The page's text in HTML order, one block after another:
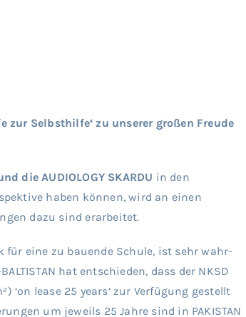
zur Selbsthilfe‘ zu unserer großen Freude
die AUDIOLOGY SKARDU in den
haben können, wird an einen
dazu sind erarbeitet.
eine zu bauende Schule, ist sehr wahr-
hat entschieden, dass der NKSD
‘on lease 25 years‘ zur Verfügung gestellt
um jeweils 25 Jahre sind in PAKISTAN